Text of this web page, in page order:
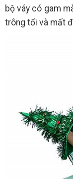
bộ váy có gam
trông tối và mất